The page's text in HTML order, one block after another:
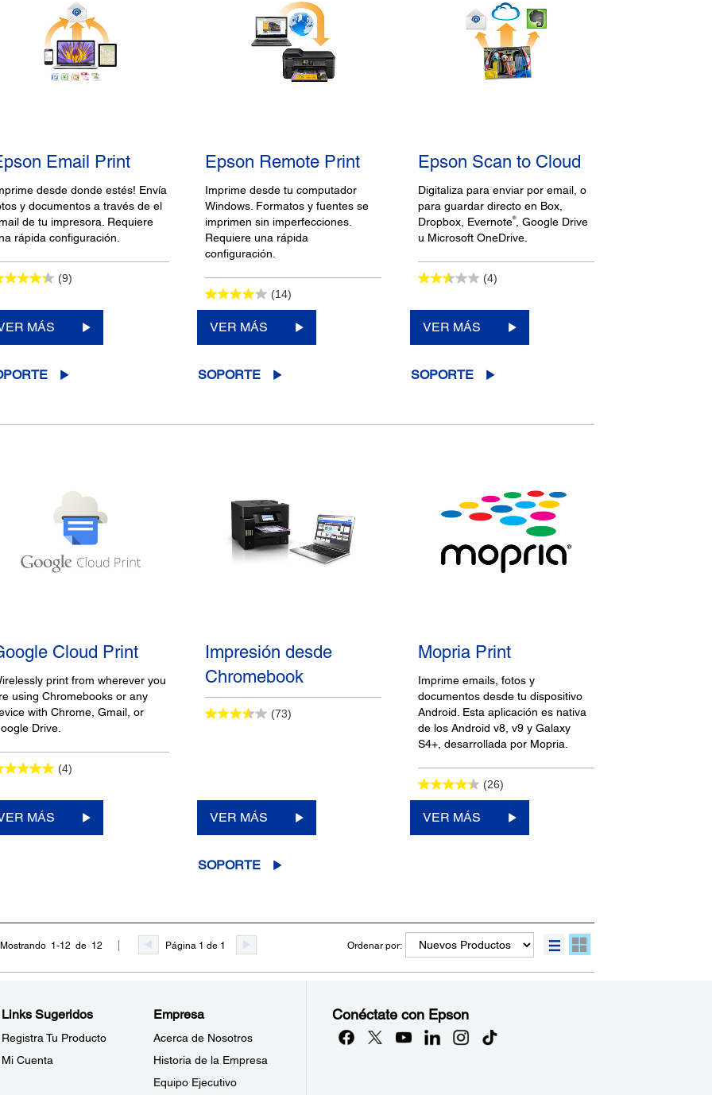
Email Print
desde donde estés! Envía
y documentos a través de el
de tu impresora. Requiere
rápida configuración.
(9)
MÁS
Epson Remote Print
Imprime desde tu computador
Windows. Formatos y fuentes se
imprimen sin imperfecciones.
Requiere una rápida
configuración.
(14)
VER MÁS
SOPORTE
Epson Scan to Cloud
Digitaliza para enviar por email, o
para guardar directo en Box,
Dropbox, Evernote®, Google Drive
u Microsoft OneDrive.
(4)
VER MÁS
SOPORTE
Cloud Print
print from wherever you
using Chromebooks or any
with Chrome, Gmail, or
Drive.
(4)
MÁS
Impresión desde
Chromebook
(73)
VER MÁS
SOPORTE
Mopria Print
Imprime emails, fotos y
documentos desde tu dispositivo
Android. Esta aplicación es nativa
de los Android v8, v9 y Galaxy
S4+, desarrollada por Mopria.
(26)
VER MÁS
Mostrando 1-12 de 12 Página 1 de 1 Ordenar por:
Links Sugeridos
Registra Tu Producto
Mi Cuenta
Empresa
Acerca de Nosotros
Historia de la Empresa
Equipo Ejecutivo
Conéctate con Epson